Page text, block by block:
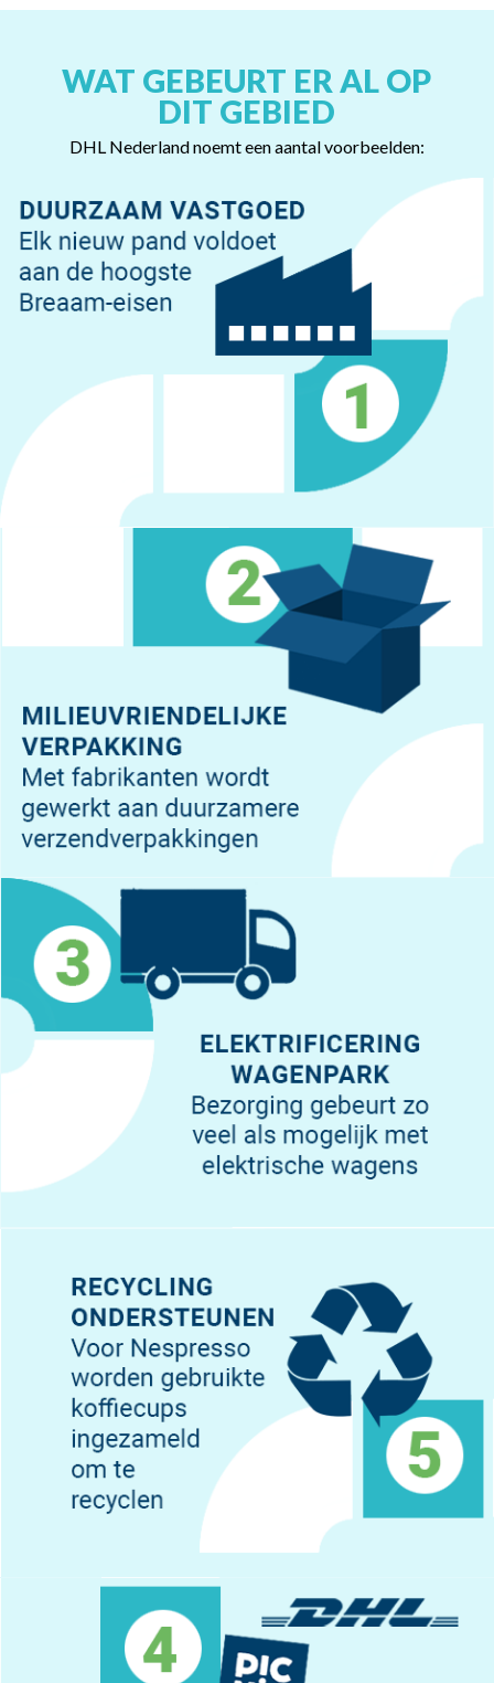
WAT GEBEURT ER AL OP
DIT GEBIED
DHL Nederland noemt een aantal voorbeelden: